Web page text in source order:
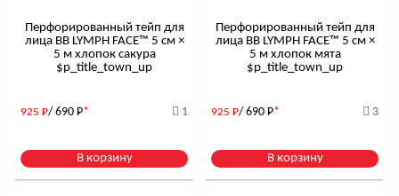
Перфорированный тейп для
лица BB LYMPH FACE™ 5 см ×
5 м хлопок сакура
$р_title_town_up
925 Р/ 690 Р* 1
В корзину
Перфорированный тейп для
лица BB LYMPH FACE™ 5 см ×
5 м хлопок мята
$р_title_town_up
925 Р/ 690 Р* 3
В корзину